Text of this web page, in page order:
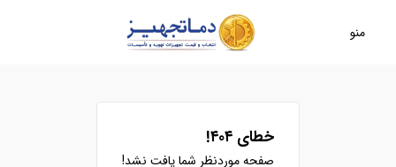
منو
خطای ۴۰۴!
صفحه موردنظر شما یافت نشد!